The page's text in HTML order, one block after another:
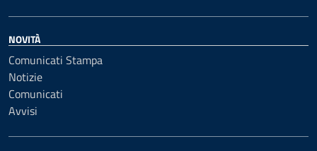
NOVITÀ
Comunicati Stampa
Notizie
Comunicati
Avvisi